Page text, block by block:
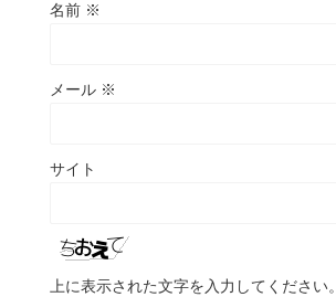
名前 ※
メール ※
サイト
上に表示された文字を入力してください。